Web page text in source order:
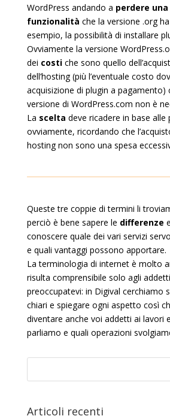
WordPress andando a perdere
funzionalità che la versione .org
esempio, la possibilità di installare
Ovviamente la versione
dei costiche sono quello
dell’hosting (più l’eventuale costo
acquisizione di plugin a pagamento)
versione di WordPress.com non è
La scelta deve ricadere in base alle
ovviamente, ricordando che
hosting non sono una spesa
Queste tre coppie di termini li
perciò è bene sapere le differenze
conoscere quale dei vari servizi
e quali vantaggi possono apportare.
La terminologia di internet è molto
risulta comprensibile solo agli
preoccupatevi: in Digival cerchiamo
chiari e spiegare ogni aspetto così
diventare anche voi addetti ai lavori
parliamo e quali operazioni
Articoli recenti